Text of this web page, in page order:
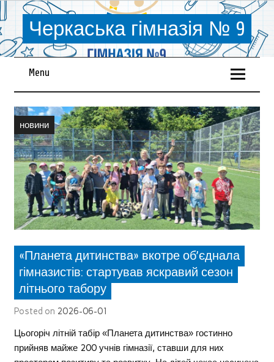
Черкаська гімназія № 9
Menu
новини
«Планета дитинства» вкотре об’єднала
гімназистів: стартував яскравий сезон
літнього табору
Posted on 2026-06-01
Цьогоріч літній табір «Планета дитинства» гостинно
прийняв майже 200 учнів гімназії, ставши для них